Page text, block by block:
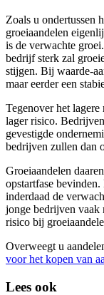
Zoals u ondertussen
groeiaandelen
is de verwachte
bedrijf sterk zal
stijgen. Bij waarde-
maar eerder een
Tegenover het lagere
lager risico.
gevestigde
bedrijven zullen dan
Groeiaandelen
opstartfase
inderdaad de
jonge bedrijven vaak
risico bij
Overweegt u
voor het kopen van
Lees ook